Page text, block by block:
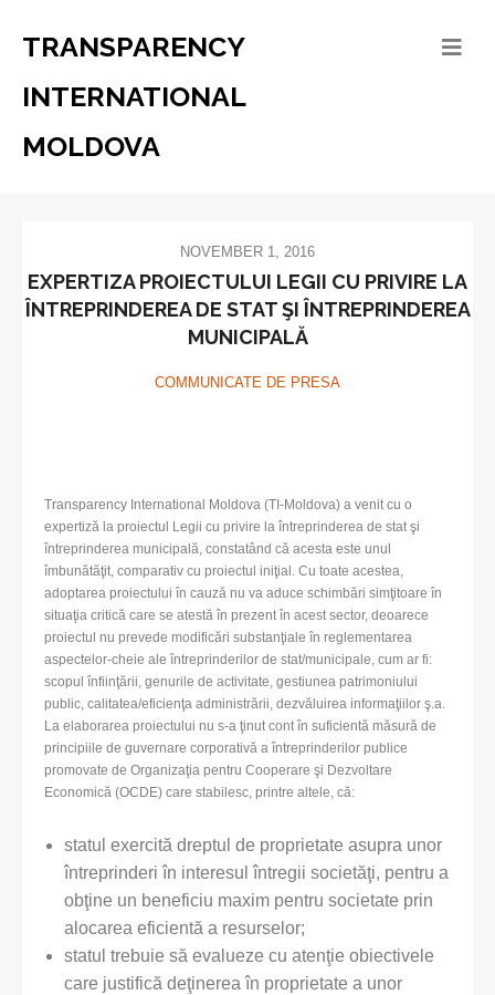
TRANSPARENCY
INTERNATIONAL
MOLDOVA
NOVEMBER 1, 2016
EXPERTIZA PROIECTULUI LEGII CU PRIVIRE LA
ÎNTREPRINDEREA DE STAT ŞI ÎNTREPRINDEREA
MUNICIPALĂ
COMMUNICATE DE PRESA
Transparency International Moldova (TI-Moldova) a venit cu o
expertiză la proiectul Legii cu privire la întreprinderea de stat şi
întreprinderea municipală, constatând că acesta este unul
îmbunătăţit, comparativ cu proiectul iniţial. Cu toate acestea,
adoptarea proiectului în cauză nu va aduce schimbări simţitoare în
situaţia critică care se atestă în prezent în acest sector, deoarece
proiectul nu prevede modificări substanţiale în reglementarea
aspectelor-cheie ale întreprinderilor de stat/municipale, cum ar fi:
scopul înfiinţării, genurile de activitate, gestiunea patrimoniului
public, calitatea/eficienţa administrării, dezvăluirea informaţiilor ş.a.
La elaborarea proiectului nu s-a ţinut cont în suficientă măsură de
principiile de guvernare corporativă a întreprinderilor publice
promovate de Organizaţia pentru Cooperare şi Dezvoltare
Economică (OCDE) care stabilesc, printre altele, că:
statul exercită dreptul de proprietate asupra unor
întreprinderi în interesul întregii societăţi, pentru a
obţine un beneficiu maxim pentru societate prin
alocarea eficientă a resurselor;
statul trebuie să evalueze cu atenţie obiectivele
care justifică deţinerea în proprietate a unor